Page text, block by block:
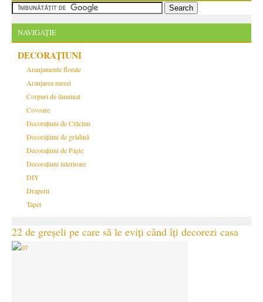
NAVIGAȚIE
DECORAȚIUNI
Aranjamente florale
Aranjarea mesei
Corpuri de iluminat
Covoare
Decorațiuni de Crăciun
Decorațiuni de grădină
Decorațiuni de Paște
Decorațiuni interioare
DIY
Draperii
Tapet
22 de greșeli pe care să le eviți când îți decorezi casa